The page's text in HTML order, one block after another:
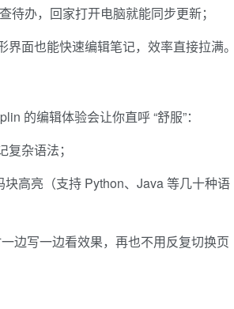
办，回家打开电脑就能同步更新；
界面也能快速编辑笔记，效率直接拉满
的编辑体验会让你直呼 “舒服”：
杂语法；
高亮（支持 Python、Java 等几十种语
一边写一边看效果，再也不用反复切换页